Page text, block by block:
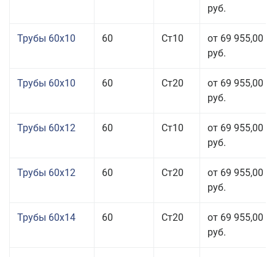
руб.
Трубы 60x10 60 Ст10
от 69 955,00
руб.
Трубы 60x10 60 Ст20
от 69 955,00
руб.
Трубы 60x12 60 Ст10
от 69 955,00
руб.
Трубы 60x12 60 Ст20
от 69 955,00
руб.
Трубы 60x14 60 Ст20
от 69 955,00
руб.